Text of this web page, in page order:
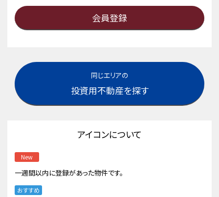
会員登録
同じエリアの
投資用不動産を探す
アイコンについて
New
一週間以内に登録があった物件です。
おすすめ